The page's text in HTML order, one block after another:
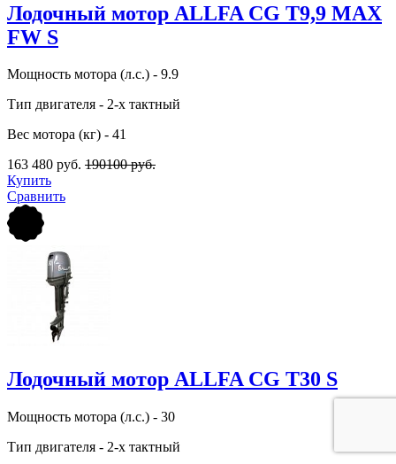
Лодочный мотор ALLFA CG Т9,9 MAX
FW S
Мощность мотора (л.с.) - 9.9
Тип двигателя - 2-х тактный
Вес мотора (кг) - 41
163 480 руб. 190100 руб.
Купить
Сравнить
Лодочный мотор ALLFA CG Т30 S
Мощность мотора (л.с.) - 30
Тип двигателя - 2-х тактный